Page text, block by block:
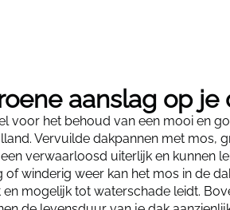
aanslag op je
voor het behoud van een mooi en
Vervuilde dakpannen met mos,
verwaarloosd uiterlijk en kunnen
winderig weer kan het mos in de
mogelijk tot waterschade leidt.